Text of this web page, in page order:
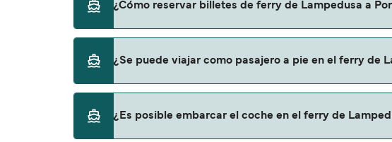
¿Cómo reservar billetes de ferry de Lampedusa a
página de ofertas para descrubrir las últimas
¿Se puede viajar como pasajero a pie en el ferry de
¿Es posible embarcar el coche en el ferry de